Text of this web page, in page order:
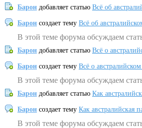
Барон добавляет статью Всё об
Барон создает тему Всё об
В этой теме форума обсуждаем
Барон добавляет статью Всё о
Барон создает тему Всё о
В этой теме форума обсуждаем
Барон добавляет статью Как
Барон создает тему Как австралийская
В этой теме форума обсуждаем